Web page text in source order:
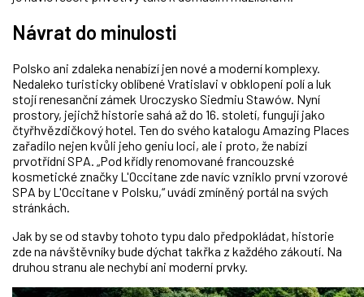
Návrat do minulosti
Polsko ani zdaleka nenabízí jen nové a moderní komplexy.
Nedaleko turisticky oblíbené Vratislavi v obklopení polí a luk
stojí renesanční zámek Uroczysko Siedmiu Stawów. Nyní
prostory, jejichž historie sahá až do 16. století, fungují jako
čtyřhvězdičkový hotel. Ten do svého katalogu Amazing Places
zařadilo nejen kvůli jeho geniu loci, ale i proto, že nabízí
prvotřídní SPA. „Pod křídly renomované francouzské
kosmetické značky L'Occitane zde navíc vzniklo první vzorové
SPA by L'Occitane v Polsku,“ uvádí zmíněný portál na svých
stránkách.
Jak by se od stavby tohoto typu dalo předpokládat, historie
zde na návštěvníky bude dýchat takřka z každého zákoutí. Na
druhou stranu ale nechybí ani moderní prvky.